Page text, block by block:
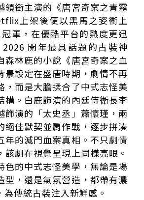
領銜主演的《唐宮奇案之青霧
上架後便以黑馬之姿衝上
軍，在優酷平台的熱度更迅
開年最具話題的古裝神
森林鹿的小說《唐宮奇案之血
景設定在盛唐時期，劇情不再
，而是大膽揉合了中式志怪美
構。白鹿飾演的內廷侍衛長李
飾演的「太史丞」蕭懷瑾，兩
絕佳默契並肩作戰，逐步拼湊
年的滅門血案真相。不只劇情
該劇在視覺呈現上同樣亮眼。
色的中式志怪美學，無論是場
型，還是氣氛營造，都帶有濃
傳統古裝注入新鮮感。